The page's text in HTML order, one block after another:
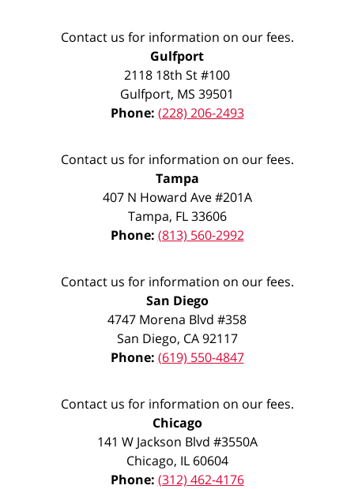
Contact us for information on our fees.
Gulfport
2118 18th St #100
Gulfport, MS 39501
Phone: (228) 206-2493
Contact us for information on our fees.
Tampa
407 N Howard Ave #201A
Tampa, FL 33606
Phone: (813) 560-2992
Contact us for information on our fees.
San Diego
4747 Morena Blvd #358
San Diego, CA 92117
Phone: (619) 550-4847
Contact us for information on our fees.
Chicago
141 W Jackson Blvd #3550A
Chicago, IL 60604
Phone: (312) 462-4176